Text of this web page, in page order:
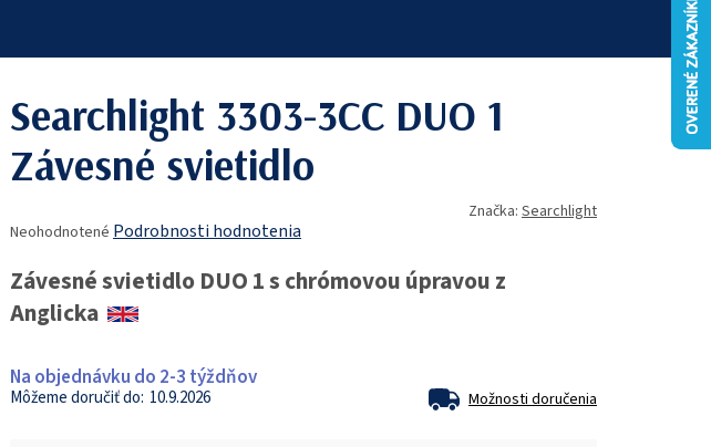
Searchlight 3303-3CC DUO 1
Závesné svietidlo
hodnotenie
je
0,0
hviezdičiek.
Neohodnotené Podrobnosti hodnotenia
Značka: Searchlight
Závesné svietidlo DUO 1 s chrómovou úpravou z
Anglicka
Na objednávku do 2-3 týždňov
10.9.2026 Možnosti doručenia